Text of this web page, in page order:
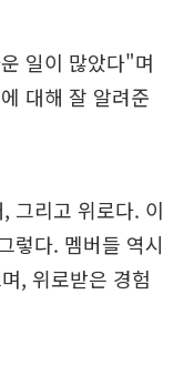
일이 많았다"며
대해 잘 알려준
그리고 위로다. 이
렇다. 멤버들 역시
, 위로받은 경험